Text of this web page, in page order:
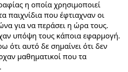
η οποία χρησιμοποιεί
παιχνίδια που έφτιαχναν οι
για να περάσει η ώρα τους.
υπόψη τους κάποια εφαρμογή.
ότι αυτό δε σημαίνει ότι δεν
μαθηματικοί που τα